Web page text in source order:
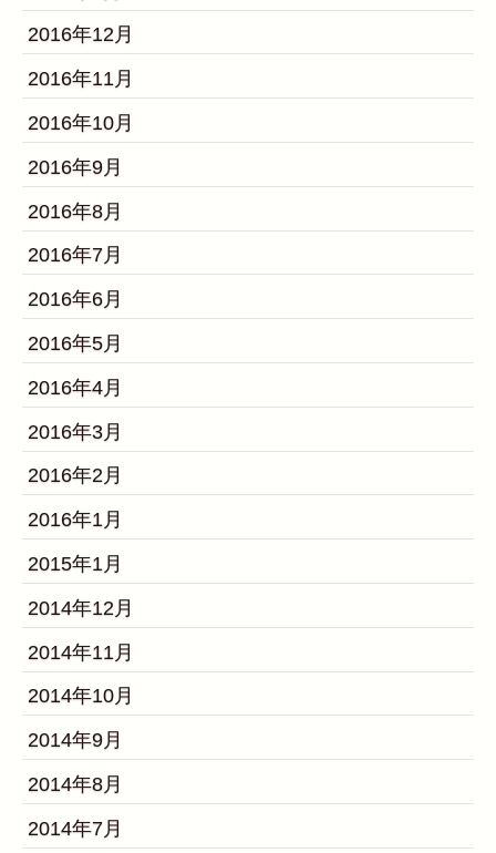
2016年12月
2016年11月
2016年10月
2016年9月
2016年8月
2016年7月
2016年6月
2016年5月
2016年4月
2016年3月
2016年2月
2016年1月
2015年1月
2014年12月
2014年11月
2014年10月
2014年9月
2014年8月
2014年7月